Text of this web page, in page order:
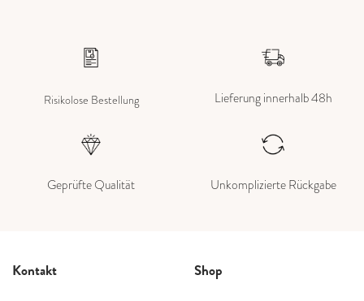
Risikolose Bestellung Lieferung innerhalb 48h
Geprüfte Qualität Unkomplizierte Rückgabe
Kontakt Shop